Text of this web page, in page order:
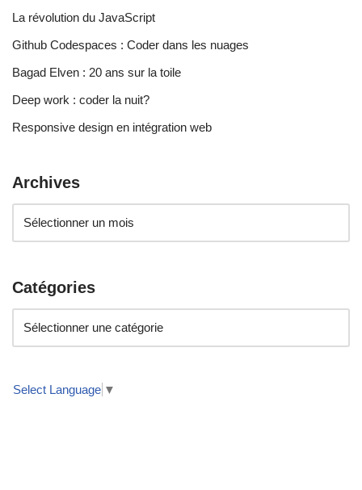
La révolution du JavaScript
Github Codespaces : Coder dans les nuages
Bagad Elven : 20 ans sur la toile
Deep work : coder la nuit?
Responsive design en intégration web
Archives
Catégories
Select Language ▼